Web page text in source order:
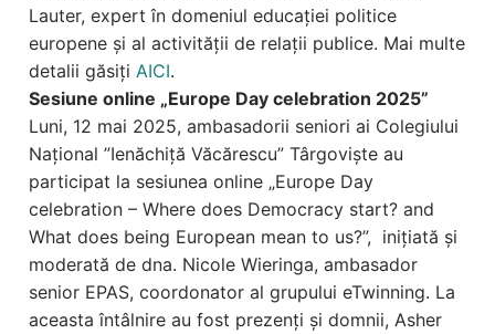
Lauter, expert în domeniul educației politice
europene și al activității de relații publice. Mai multe
detalii găsiți AICI.
Sesiune online „Europe Day celebration 2025”
Luni, 12 mai 2025, ambasadorii seniori ai Colegiului
Național ”Ienăchiță Văcărescu” Târgoviște au
participat la sesiunea online „Europe Day
celebration – Where does Democracy start? and
What does being European mean to us?”, inițiată și
moderată de dna. Nicole Wieringa, ambasador
senior EPAS, coordonator al grupului eTwinning. La
aceasta întâlnire au fost prezenți și domnii, Asher